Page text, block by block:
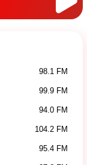
98.1 FM
99.9 FM
94.0 FM
104.2 FM
95.4 FM